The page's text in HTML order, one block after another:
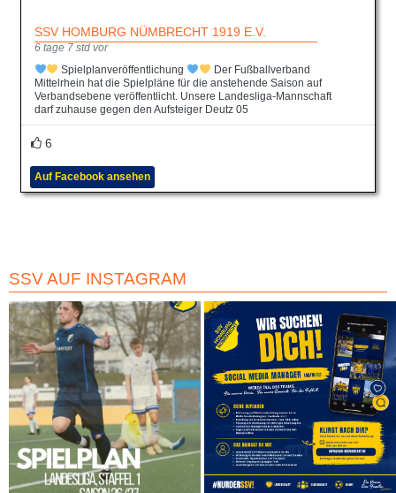
SSV HOMBURG NÜMBRECHT 1919 E.V.
6 tage 7 std vor
Spielplanveröffentlichung
Der Fußballverband
Mittelrhein hat die Spielpläne für die anstehende Saison auf
Verbandsebene veröffentlicht. Unsere Landesliga-Mannschaft
darf zuhause gegen den Aufsteiger Deutz 05
6
Auf Facebook ansehen
SSV AUF INSTAGRAM